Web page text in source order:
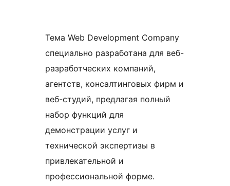
Тема Web Development Company
специально разработана для веб-
разработческих компаний,
агентств, консалтинговых фирм и
веб-студий, предлагая полный
набор функций для
демонстрации услуг и
технической экспертизы в
привлекательной и
профессиональной форме.